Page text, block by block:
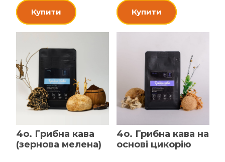
Купити Купити
4o. Грибна кава
(зернова мелена)
4o. Грибна кава на
основі цикорію